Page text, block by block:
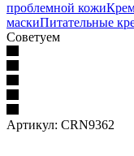
проблемной кожи
маскиПитательные
Советуем
Артикул: CRN9362